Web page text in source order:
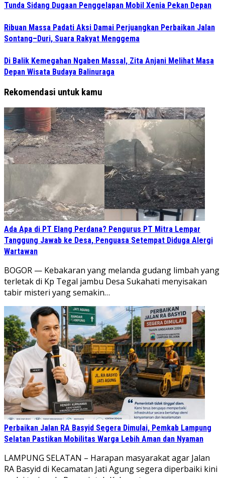
Tunda Sidang Dugaan Penggelapan Mobil Xenia Pekan Depan
Ribuan Massa Padati Aksi Damai Perjuangkan Perbaikan Jalan
Sontang–Duri, Suara Rakyat Menggema
Di Balik Kemegahan Ngaben Massal, Zita Anjani Melihat Masa
Depan Wisata Budaya Balinuraga
Rekomendasi untuk kamu
Ada Apa di PT Elang Perdana? Pengurus PT Mitra Lempar
Tanggung Jawab ke Desa, Penguasa Setempat Diduga Alergi
Wartawan
​BOGOR — Kebakaran yang melanda gudang limbah yang
terletak di Kp Tegal jambu Desa Sukahati menyisakan
tabir misteri yang semakin…
Perbaikan Jalan RA Basyid Segera Dimulai, Pemkab Lampung
Selatan Pastikan Mobilitas Warga Lebih Aman dan Nyaman
LAMPUNG SELATAN – Harapan masyarakat agar Jalan
RA Basyid di Kecamatan Jati Agung segera diperbaiki kini